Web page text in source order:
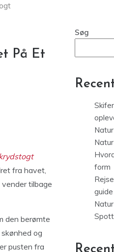
På Et
fra havet,
tilbage
den berømte
og
pusten fra
Søg
Natur
form